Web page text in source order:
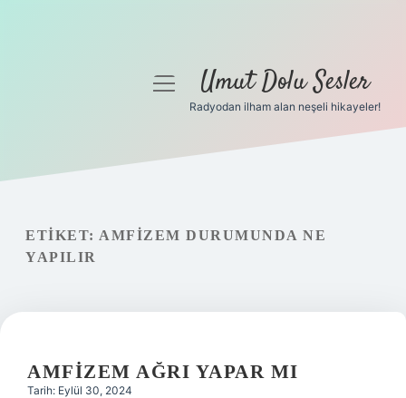
Gizlilik Politikası
Hakkımızda
menüyüUmut Dolu Sesler
Radyodan ilham alan neşeli hikayeler!
ETIKET: AMFIZEM DURUMUNDA NE
YAPILIR
AMFIZEM AĞRI YAPAR MI
Tarih: Eylül 30, 2024